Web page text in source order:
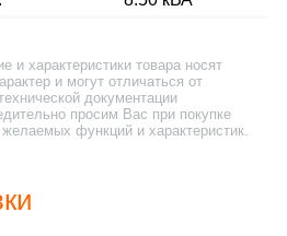
и характеристики товара носят
и могут отличаться от
документации
просим Вас при покупке
функций и характеристик.